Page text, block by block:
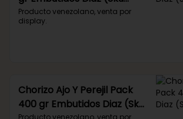
427)
Producto venezolano, venta por
display.
Chorizo Ajo Y Perejil Pack
400 gr Embutidos Diaz (Sku
Producto venezolano, venta por